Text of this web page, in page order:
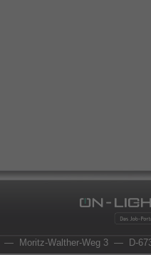
— Moritz-Walther-Weg 3 — D-